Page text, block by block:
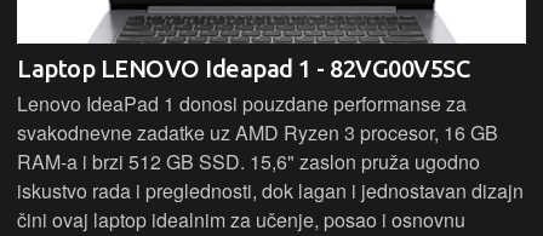
Laptop LENOVO Ideapad 1 - 82VG00V5SC
Lenovo IdeaPad 1 donosi pouzdane performanse za
svakodnevne zadatke uz AMD Ryzen 3 procesor, 16 GB
RAM-a i brzi 512 GB SSD. 15,6" zaslon pruža ugodno
iskustvo rada i preglednosti, dok lagan i jednostavan dizajn
čini ovaj laptop idealnim za učenje, posao i osnovnu